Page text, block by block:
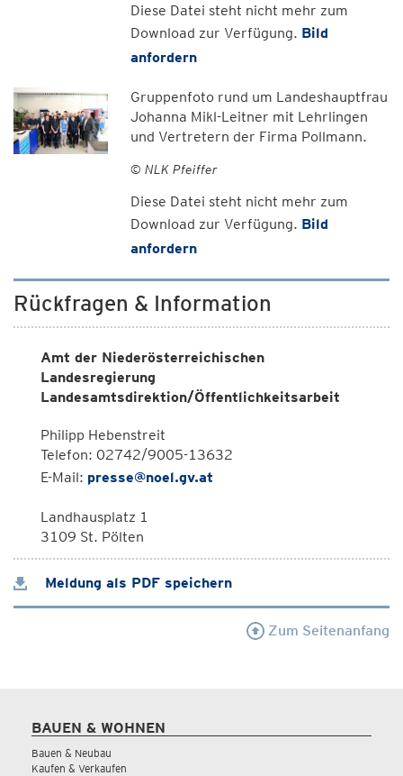
Diese Datei steht nicht mehr zum
Download zur Verfügung. Bild
anfordern
Gruppenfoto rund um Landeshauptfrau
Johanna Mikl-Leitner mit Lehrlingen
und Vertretern der Firma Pollmann.
© NLK Pfeiffer
Diese Datei steht nicht mehr zum
Download zur Verfügung. Bild
anfordern
Rückfragen & Information
Amt der Niederösterreichischen
Landesregierung
Landesamtsdirektion/Öffentlichkeitsarbeit
Philipp Hebenstreit
Telefon: 02742/9005-13632
E-Mail: presse@noel.gv.at
Landhausplatz 1
3109 St. Pölten
Meldung als PDF speichern
Zum Seitenanfang
BAUEN & WOHNEN
Bauen & Neubau
Kaufen & Verkaufen